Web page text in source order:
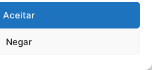
Aceitar
Negar
investiga